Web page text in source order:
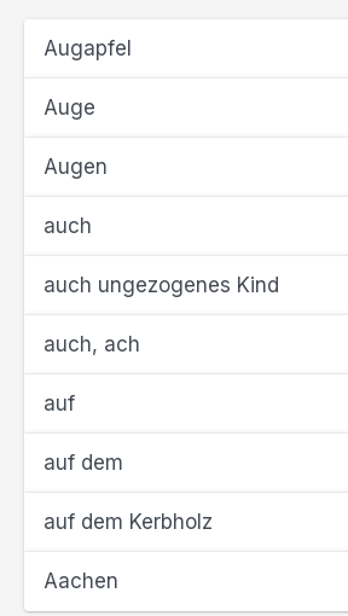
Augapfel
Auge
Augen
auch
auch ungezogenes Kind
auch, ach
auf
auf dem
auf dem Kerbholz
Aachen